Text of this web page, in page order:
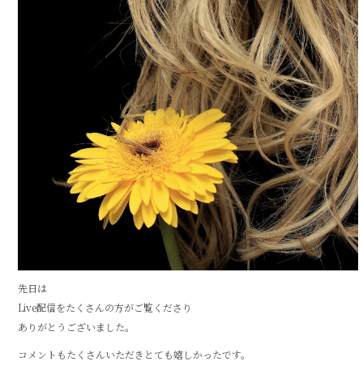
先日は
Live配信をたくさんの方がご覧くださり
ありがとうございました。
コメントもたくさんいただきとても嬉しかったです。